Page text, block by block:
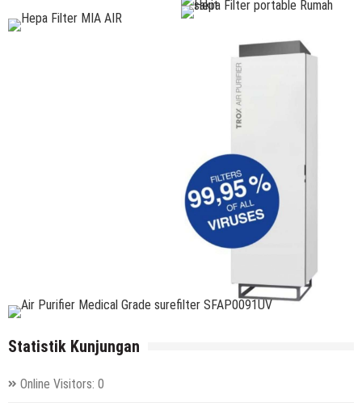
Statistik Kunjungan
Online Visitors: 0